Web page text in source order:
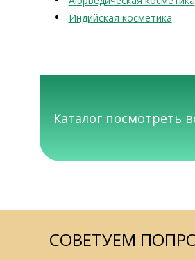
Индийская косметика
Каталог посмотреть
СОВЕТУЕМ